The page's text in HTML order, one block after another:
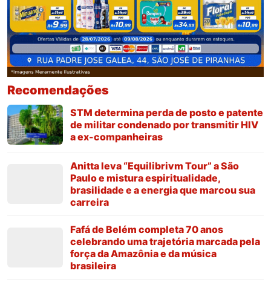
Recomendações
STM determina perda de posto e patente
de militar condenado por transmitir HIV
a ex-companheiras
Anitta leva “Equilibrivm Tour” a São
Paulo e mistura espiritualidade,
brasilidade e a energia que marcou sua
carreira
Fafá de Belém completa 70 anos
celebrando uma trajetória marcada pela
força da Amazônia e da música
brasileira